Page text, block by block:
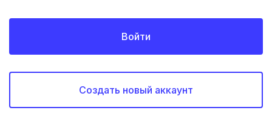
Войти
Создать новый аккаунт